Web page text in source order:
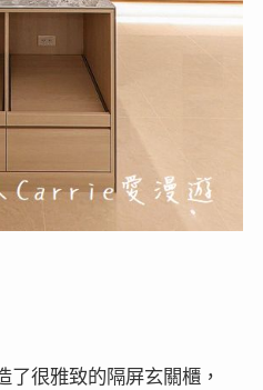
了很雅致的隔屏玄關櫃，